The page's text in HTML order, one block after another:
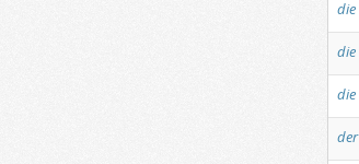
die
die
die
der